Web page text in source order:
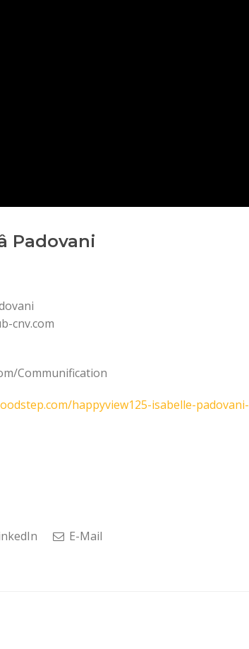
Padovani
cnv.com​
Communification
happyview125-isabelle-padovani-
E-Mail